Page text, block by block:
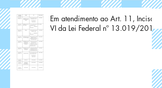
Em atendimento ao Art. 11, Inciso
VI da Lei Federal nº 13.019/2014